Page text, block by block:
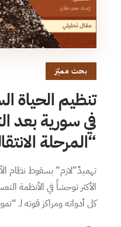
بحث مميّز
تنظيم الحياة
في سورية بعد
“المرحلة
تهميدٌ”لازم” بسقوط نظام
الأكثر توحشاً في الأنظمة
كل أدواته ومراكز قوته لـ